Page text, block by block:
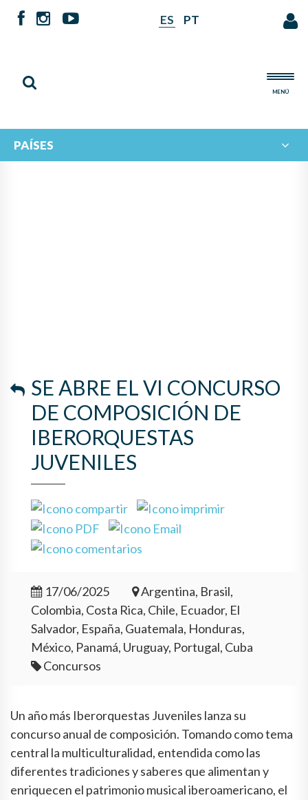
ES PT
MENÚ
PAÍSES
SE ABRE EL VI CONCURSO
DE COMPOSICIÓN DE
IBERORQUESTAS
JUVENILES
17/06/2025
Argentina, Brasil,
Colombia, Costa Rica, Chile, Ecuador, El
Salvador, España, Guatemala, Honduras,
México, Panamá, Uruguay, Portugal, Cuba
Concursos
Un año más Iberorquestas Juveniles lanza su
concurso anual de composición. Tomando como tema
central la multiculturalidad, entendida como las
diferentes tradiciones y saberes que alimentan y
enriquecen el patrimonio musical iberoamericano, el